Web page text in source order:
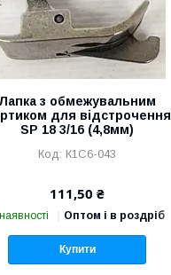
Лапка з обмежувальним
для відстрочення
SP 18 3/16 (4,8мм)
К1С6-043
111,50 ₴
Оптом і в роздріб
Купити